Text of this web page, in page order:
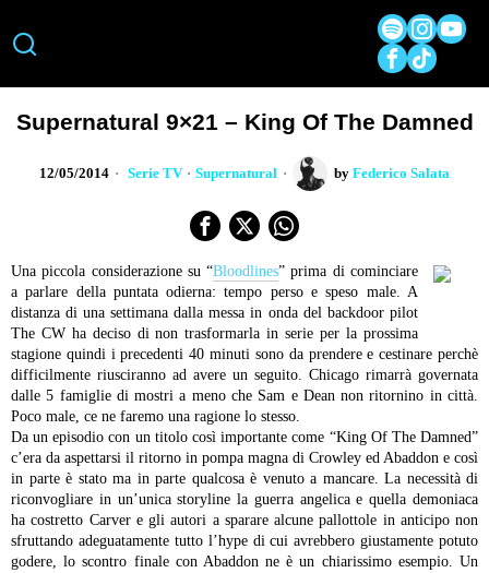
Supernatural 9×21 – King Of The Damned
12/05/2014 Serie TV · Supernatural by Federico Salata
Una piccola considerazione su “Bloodlines” prima di cominciare
a parlare della puntata odierna: tempo perso e speso male. A
distanza di una settimana dalla messa in onda del backdoor pilot
The CW ha deciso di non trasformarla in serie per la prossima
stagione quindi i precedenti 40 minuti sono da prendere e cestinare perchè
difficilmente riusciranno ad avere un seguito. Chicago rimarrà governata
dalle 5 famiglie di mostri a meno che Sam e Dean non ritornino in città.
Poco male, ce ne faremo una ragione lo stesso.
Da un episodio con un titolo così importante come “King Of The Damned”
c’era da aspettarsi il ritorno in pompa magna di Crowley ed Abaddon e così
in parte è stato ma in parte qualcosa è venuto a mancare. La necessità di
riconvogliare in un’unica storyline la guerra angelica e quella demoniaca
ha costretto Carver e gli autori a sparare alcune pallottole in anticipo non
sfruttando adeguatamente tutto l’hype di cui avrebbero giustamente potuto
godere, lo scontro finale con Abaddon ne è un chiarissimo esempio. Un